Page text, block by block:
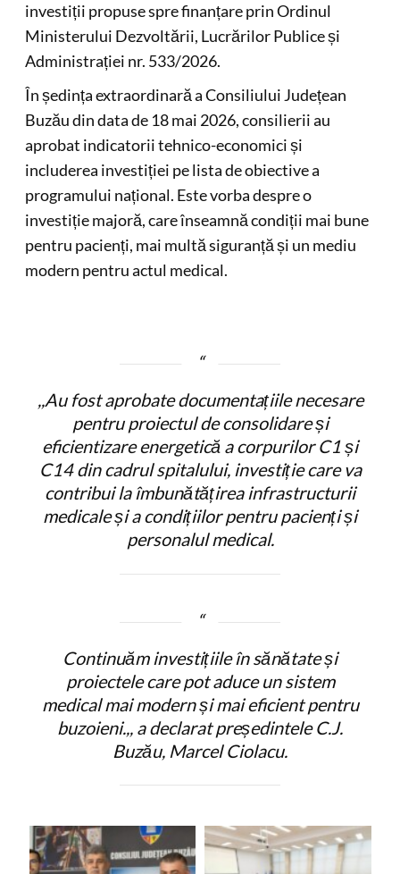
investiții propuse spre finanțare prin Ordinul
Ministerului Dezvoltării, Lucrărilor Publice și
Administrației nr. 533/2026.
În ședința extraordinară a Consiliului Județean
Buzău din data de 18 mai 2026, consilierii au
aprobat indicatorii tehnico-economici și
includerea investiției pe lista de obiective a
programului național. Este vorba despre o
investiție majoră, care înseamnă condiții mai bune
pentru pacienți, mai multă siguranță și un mediu
modern pentru actul medical.
,,Au fost aprobate documentațiile necesare
pentru proiectul de consolidare și
eficientizare energetică a corpurilor C1 și
C14 din cadrul spitalului, investiție care va
contribui la îmbunătățirea infrastructurii
medicale și a condițiilor pentru pacienți și
personalul medical.
Continuăm investițiile în sănătate și
proiectele care pot aduce un sistem
medical mai modern și mai eficient pentru
buzoieni.,, a declarat președintele C.J.
Buzău, Marcel Ciolacu.